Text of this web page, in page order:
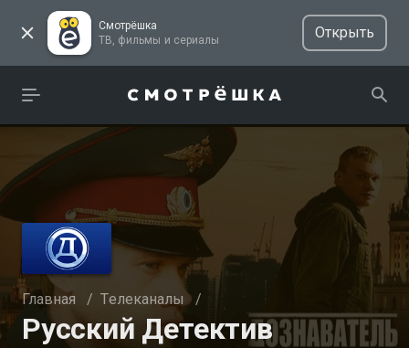
Смотрёшка
ТВ, фильмы и сериалы
Открыть
Главная / Телеканалы /
Русский Детектив